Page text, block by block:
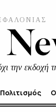
την εκδοχή
Πολιτισμός